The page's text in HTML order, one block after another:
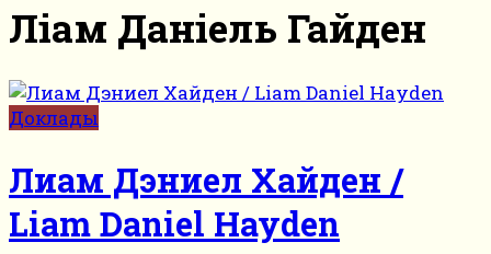
Ліам Даніель Гайден
Доклады
Лиам Дэниел Хайден /
Liam Daniel Hayden